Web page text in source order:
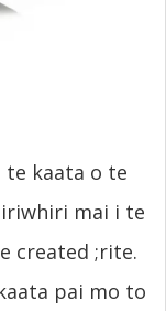
te kaata o te
mai i te
created ;rite.
pai mo to